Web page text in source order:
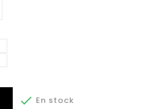
 En stock